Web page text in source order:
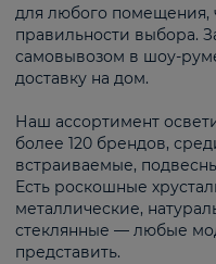
для любого помещения,
правильности выбора.
самовывозом в шоу-
доставку на дом.
Наш ассортимент
более 120 брендов,
встраиваемые,
Есть роскошные
металлические,
стеклянные — любые
представить.